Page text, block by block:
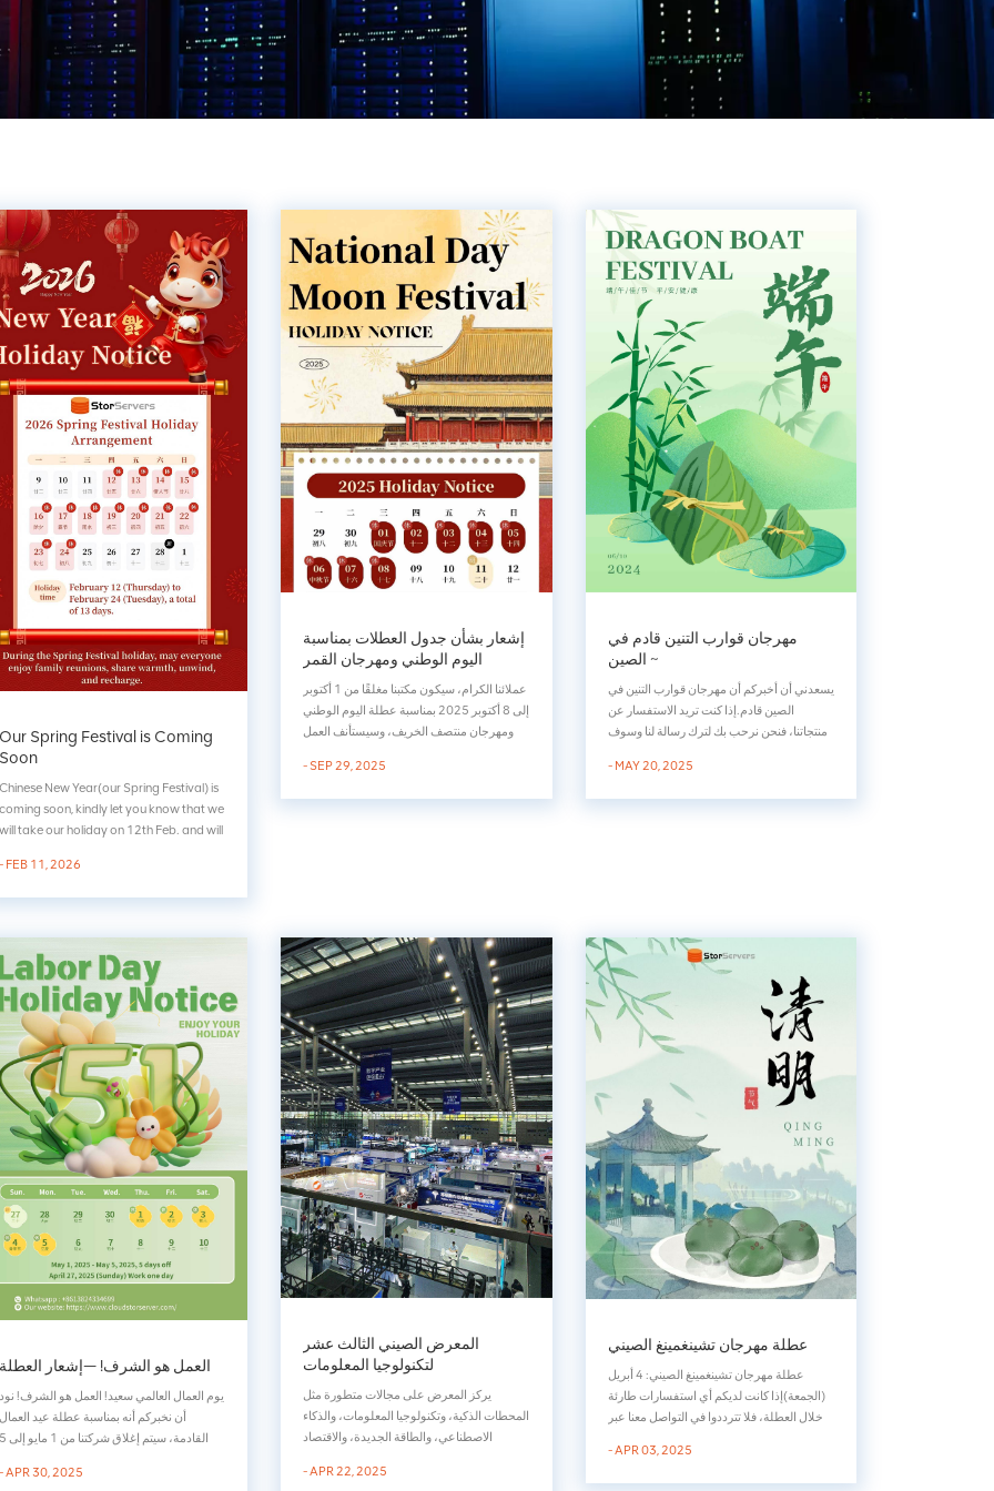
Our Spring Festival is Coming
Soon
Chinese New Year(our Spring Festival) is
coming soon, kindly let you know that we
will take our holiday on 12th Feb. and will
have any urgent issues during the
understanding. STOR...
- FEB 11, 2026
إشعار بشأن جدول العطلات بمناسبة
اليوم الوطني ومهرجان القمر
عملائنا الكرام، سيكون مكتبنا مغلقًا من 1 أكتوبر
إلى 8 أكتوبر 2025 بمناسبة عطلة اليوم الوطني
ومهرجان منتصف الخريف، وسيستأنف العمل
المكتب. مع ذلك، سأظل أتحقق من بريدي
- SEP 29, 2025
مهرجان قوارب التنين قادم في
الصين ~
يسعدني أن أخبركم أن مهرجان قوارب التنين في
الصين قادم.إذا كنت تريد الاستفسار عن
منتجاتنا، فنحن نرحب بك لترك رسالة لنا وسوف
لديك أي طلبات، يرجى تقديمها مسبقًا حتى
- MAY 20, 2025
العمل هو الشرف! —إشعار العطلة
يوم العمال العالمي سعيد! العمل هو الشرف! نود
أن نخبركم أنه بمناسبة عطلة عيد العمال
القادمة، سيتم إغلاق شركتنا من 1 مايو إلى 5
العادية في 6 مايو 2025.إذا احتجت لأي شيء،
- APR 30, 2025
المعرض الصيني الثالث عشر
لتكنولوجيا المعلومات
يركز المعرض على مجالات متطورة مثل
المحطات الذكية، وتكنولوجيا المعلومات، والذكاء
الاصطناعي، والطاقة الجديدة، والاقتصاد
منتدىً متخصصًا، بمشاركة أكثر من 500 خبير
- APR 22, 2025
عطلة مهرجان تشينغمينغ الصيني
عطلة مهرجان تشينغمينغ الصيني: 4 أبريل
(الجمعة)إذا كانت لديكم أي استفسارات طارئة
خلال العطلة، فلا تترددوا في التواصل معنا عبر
المحدودة يوفر لك جودة عالية بطاقة الغارة,
- APR 03, 2025